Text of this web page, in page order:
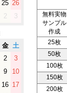
25 26
2 3
金
土
2
3
9
10
16 17
無料実物
サンプル
作成
25枚
50枚
100枚
150枚
200枚